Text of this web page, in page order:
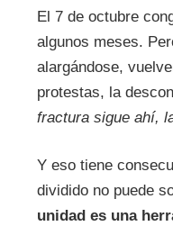
El 7 de octubre
algunos meses.
alargándose,
protestas, la
fractura sigue ahí,
Y eso tiene
dividido no puede
unidad es una